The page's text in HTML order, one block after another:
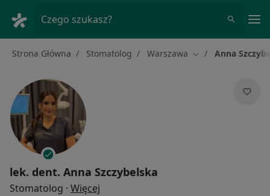
Czego szukasz?
Strona Główna Stomatolog Warszawa Zmień miasto
Anna
lek. dent. Anna Szczybelska
Stomatolog · Więcej